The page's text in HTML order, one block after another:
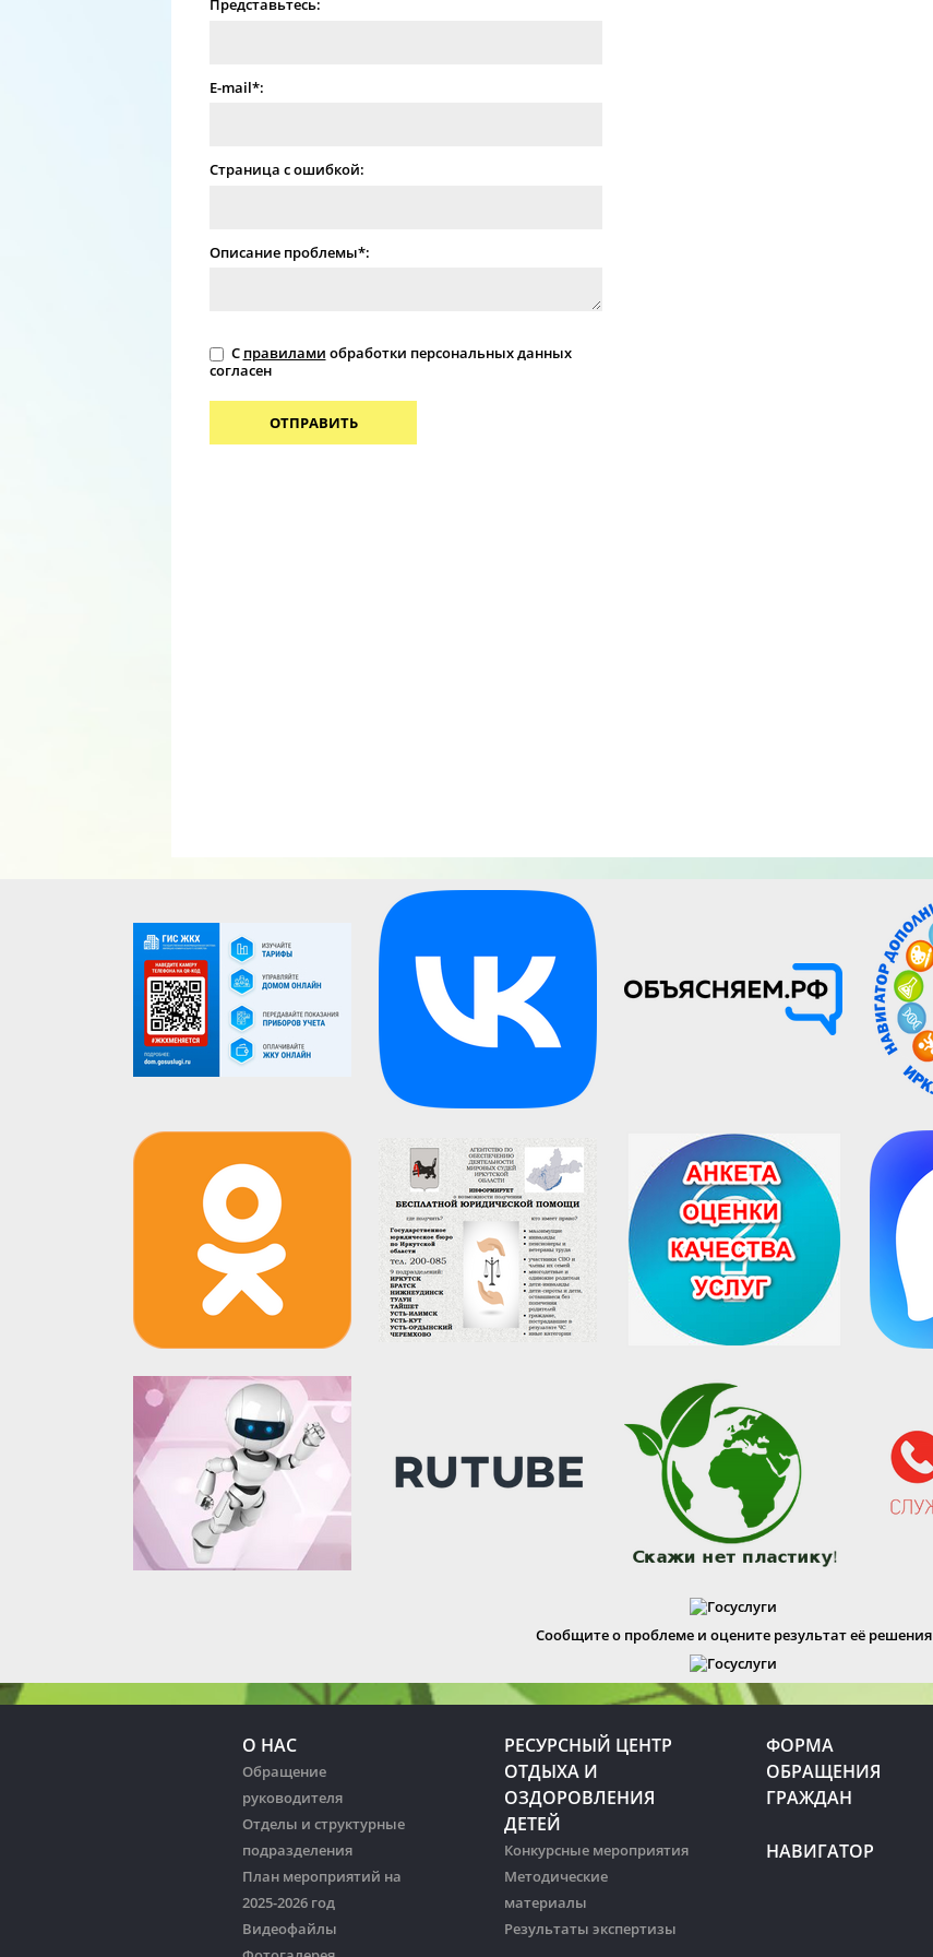
Представьтесь:
E-mail*:
Страница с ошибкой:
Описание проблемы*:
С правилами обработки персональных данных
согласен
ОТПРАВИТЬ
Сообщите о проблеме и оцените результат её решения
О НАС
Обращение
руководителя
Отделы и структурные
подразделения
План мероприятий на
2025-2026 год
Видеофайлы
РЕСУРСНЫЙ ЦЕНТР
ОТДЫХА И
ОЗДОРОВЛЕНИЯ
ДЕТЕЙ
Конкурсные мероприятия
Методические
материалы
Результаты экспертизы
ФОРМА
ОБРАЩЕНИЯ
ГРАЖДАН
НАВИГАТОР